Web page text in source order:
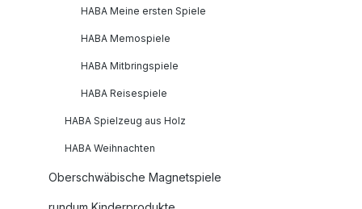
HABA Meine ersten Spiele
HABA Memospiele
HABA Mitbringspiele
HABA Reisespiele
HABA Spielzeug aus Holz
HABA Weihnachten
Oberschwäbische Magnetspiele